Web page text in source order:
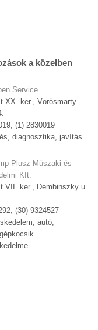
a közelben
Service
XX. ker., Vörösmarty
(1) 2830019
diagnosztika, javítás
Plusz Müszaki és
Kft.
VII. ker., Dembinszky u.
(30) 9324527
autó,